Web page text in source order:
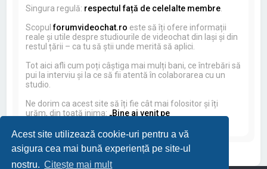
Acest site utilizează cookie-uri pentru a vă
asigura cea mai bună experiență pe site-ul
nostru. Citește mai mult
Singura regulă: respectul față de celelalte membre
Scopulforumvideochat.ro este să îți ofere informații
reale și utile despre studiourile de videochat din Iași și din
restul țării – ca tu să știi unde merită să aplici.
Tot aici afli cum poți câștiga mai mulți bani, ce întrebări să
pui la interviu și la ce să fii atentă în colaborarea cu un
studio.
Ne dorim ca acest site să îți fie cât mai folositor și îți
urăm, din toată inima: „Bine ai venit pe